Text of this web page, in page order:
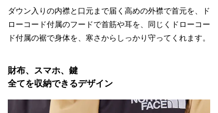
ダウン入りの内襟と口元まで届く高めの外襟で首元を、ド
ローコード付属のフードで首筋や耳を、同じくドローコー
ド付属の裾で身体を、寒さからしっかり守ってくれます。
財布、スマホ、鍵
全てを収納できるデザイン